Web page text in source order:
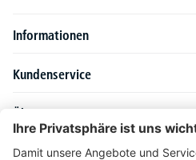
Informationen
Kundenservice
Über DELTA-V
Produktsortiment